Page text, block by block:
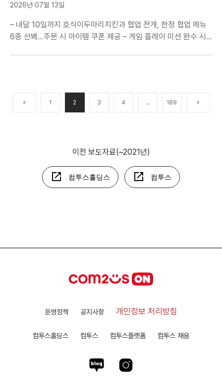
2026년 07월 13일
– 내달 10일까지 호식이두마리치킨과 협업 전개, 한정 협업 메뉴
6종 선봬…주문 시 아이템 쿠폰 제공 – 게임 플레이 미션 완수 시
« 1 2 3 4 … 189 »
이전 보도자료(~2021년)
컴투스홀딩스 컴투스
운영정책 공지사항 개인정보 처리방침
컴투스홀딩스 컴투스 컴투스플랫폼 컴투스 채용